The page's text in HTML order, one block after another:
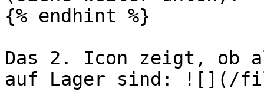
{% endhint %}
Das 2. Icon zeigt, ob
auf Lager sind: ![](/